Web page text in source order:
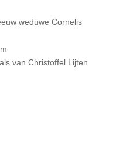
weduwe Cornelis
van Christoffel Lijten